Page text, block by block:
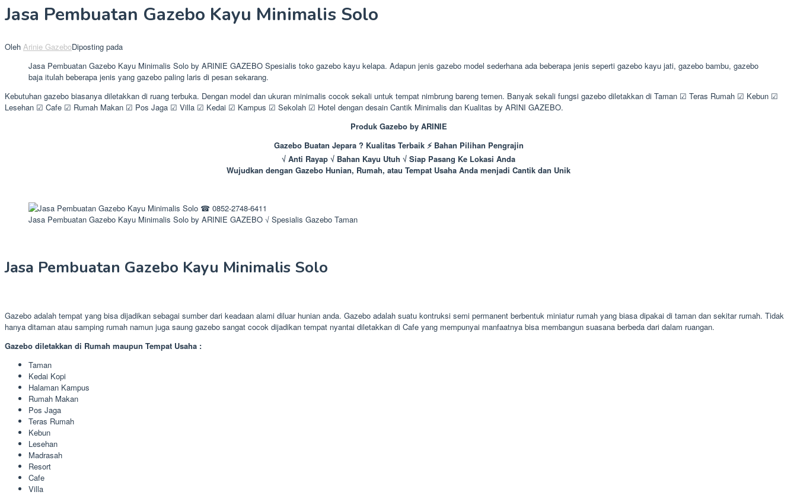
Jasa Pembuatan Gazebo Kayu Minimalis Solo
Oleh Arinie GazeboDiposting pada
Jasa Pembuatan Gazebo Kayu Minimalis Solo by ARINIE GAZEBO Spesialis toko gazebo kayu kelapa. Adapun jenis gazebo model sederhana ada beberapa jenis seperti gazebo kayu jati, gazebo bambu, gazebo
baja itulah beberapa jenis yang gazebo paling laris di pesan sekarang.
Kebutuhan gazebo biasanya diletakkan di ruang terbuka. Dengan model dan ukuran minimalis cocok sekali untuk tempat nimbrung bareng temen. Banyak sekali fungsi gazebo diletakkan di Taman ☑ Teras Rumah ☑ Kebun ☑
Lesehan ☑ Cafe ☑ Rumah Makan ☑ Pos Jaga ☑ Villa ☑ Kedai ☑ Kampus ☑ Sekolah ☑ Hotel dengan desain Cantik Minimalis dan Kualitas by ARINI GAZEBO.
Produk Gazebo by ARINIE
Gazebo Buatan Jepara ? Kualitas Terbaik ⚡ Bahan Pilihan Pengrajin
√ Anti Rayap √ Bahan Kayu Utuh √ Siap Pasang Ke Lokasi Anda
Wujudkan dengan Gazebo Hunian, Rumah, atau Tempat Usaha Anda menjadi Cantik dan Unik
Jasa Pembuatan Gazebo Kayu Minimalis Solo by ARINIE GAZEBO √ Spesialis Gazebo Taman
Jasa Pembuatan Gazebo Kayu Minimalis Solo
Gazebo adalah tempat yang bisa dijadikan sebagai sumber dari keadaan alami diluar hunian anda. Gazebo adalah suatu kontruksi semi permanent berbentuk miniatur rumah yang biasa dipakai di taman dan sekitar rumah. Tidak
hanya ditaman atau samping rumah namun juga saung gazebo sangat cocok dijadikan tempat nyantai diletakkan di Cafe yang mempunyai manfaatnya bisa membangun suasana berbeda dari dalam ruangan.
Gazebo diletakkan di Rumah maupun Tempat Usaha :
Taman
Kedai Kopi
Halaman Kampus
Rumah Makan
Pos Jaga
Teras Rumah
Kebun
Lesehan
Madrasah
Resort
Cafe
Villa